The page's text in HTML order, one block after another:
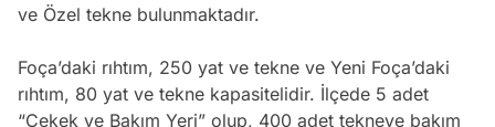
ve Özel tekne bulunmaktadır.
Foça’daki rıhtım, 250 yat ve tekne ve Yeni Foça’daki
rıhtım, 80 yat ve tekne kapasitelidir. İlçede 5 adet
“Çekek ve Bakım Yeri” olup, 400 adet tekneye bakım